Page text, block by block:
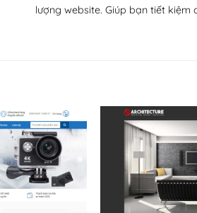
lượng website. Giúp bạn tiết kiệm